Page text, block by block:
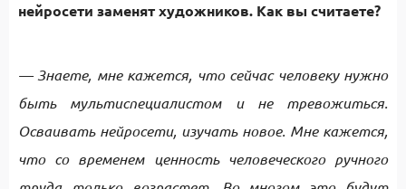
нейросети заменят художников. Как вы считаете?
— Знаете, мне кажется, что сейчас человеку нужно
быть мультиспециалистом и не тревожиться.
Осваивать нейросети, изучать новое. Мне кажется,
что со временем ценность человеческого ручного